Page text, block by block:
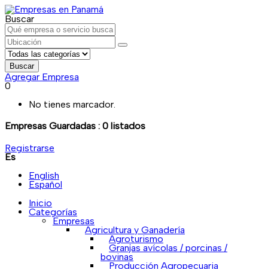
Buscar
Buscar
Agregar Empresa
0
No tienes marcador.
Empresas Guardadas : 0 listados
Registrarse
Es
English
Español
Inicio
Categorías
Empresas
Agricultura y Ganadería
Agroturismo
Granjas avícolas / porcinas /
bovinas
Producción Agropecuaria